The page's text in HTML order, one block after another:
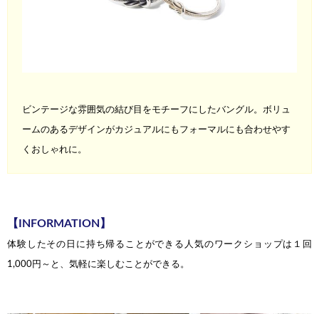
ビンテージな雰囲気の結び目をモチーフにしたバングル。ボリュ
ームのあるデザインがカジュアルにもフォーマルにも合わせやす
く おしゃれに。
【INFORMATION】
体験したその日に持ち帰ることができる人気のワークショップは１回
1,000円～と、 気軽に楽しむことができる。